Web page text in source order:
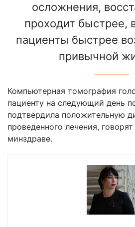
осложнения,
проходит быстрее,
пациенты быстрее
привычной
Компьютерная томография
пациенту на следующий день
подтвердила положительную
проведенного лечения,
минздраве.